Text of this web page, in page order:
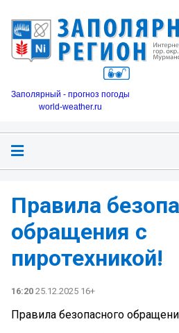
Заполярный - прогноз погоды
world-weather.ru
Правила
обращения с
пиротехникой!
16:20 25.12.2025 16+
Правила безопасного